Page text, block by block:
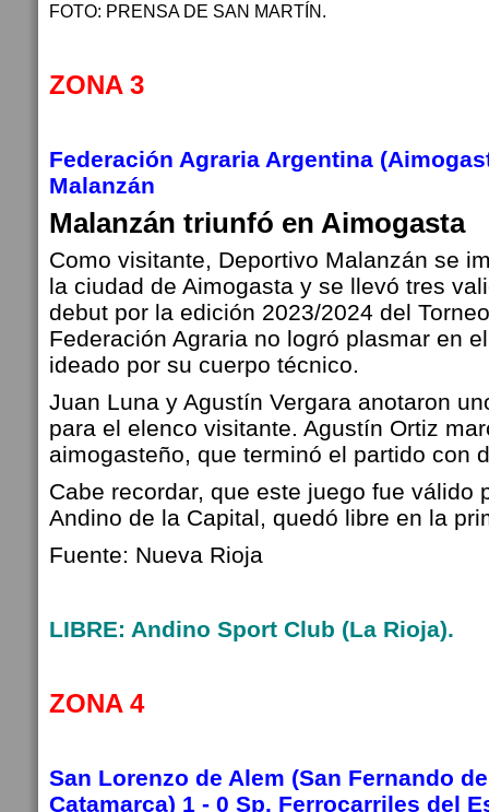
FOTO: PRENSA DE SAN MARTÍN.
ZONA 3
Federación Agraria Argentina
Malanzán
Malanzán triunfó en Aimogasta
Como visitante, Deportivo Malanzán se
la ciudad de Aimogasta y se llevó tres
debut por la edición 2023/2024 del
Federación Agraria no logró plasmar en
ideado por su cuerpo técnico.
Juan Luna y Agustín Vergara anotaron
para el elenco visitante. Agustín Ortiz
aimogasteño, que terminó el partido con
Cabe recordar, que este juego fue válido
Andino de la Capital, quedó libre en la
Fuente: Nueva Rioja
LIBRE: Andino Sport Club (La Rioja).
ZONA 4
San Lorenzo de Alem (San Fernando
Catamarca) 1 - 0 Sp. Ferrocarriles del